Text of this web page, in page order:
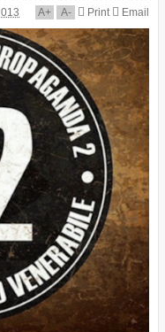
A+ A- Print Email